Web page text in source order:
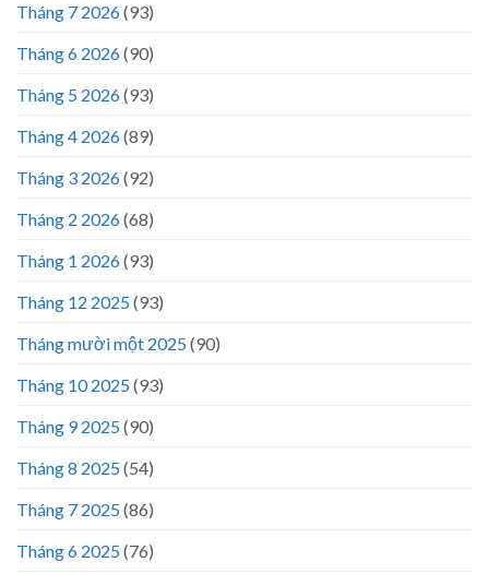
Tháng 7 2026(93)
Tháng 6 2026(90)
Tháng 5 2026(93)
Tháng 4 2026(89)
Tháng 3 2026(92)
Tháng 2 2026(68)
Tháng 1 2026(93)
Tháng 12 2025(93)
Tháng mười một 2025(90)
Tháng 10 2025(93)
Tháng 9 2025(90)
Tháng 8 2025(54)
Tháng 7 2025(86)
Tháng 6 2025(76)